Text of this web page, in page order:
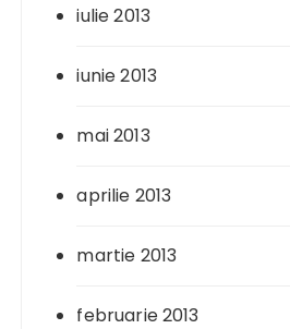
iulie 2013
iunie 2013
mai 2013
aprilie 2013
martie 2013
februarie 2013